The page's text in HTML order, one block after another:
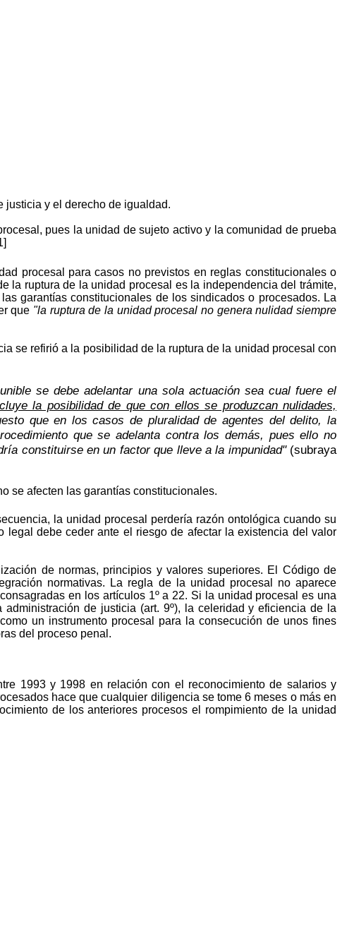
justicia y el derecho de igualdad.
pues la unidad de sujeto activo y la comunidad de prueba
procesal para casos no previstos en reglas constitucionales o
la ruptura de la unidad procesal es la independencia del trámite,
garantías constitucionales de los sindicados o procesados. La
que "la ruptura de la unidad procesal no genera nulidad siempre
se refirió a la posibilidad de la ruptura de la unidad procesal con
se debe adelantar una sola actuación sea cual fuere el
la posibilidad de que con ellos se produzcan nulidades,
que en los casos de pluralidad de agentes del delito, la
que se adelanta contra los demás, pues ello no
constituirse en un factor que lleve a la impunidad" (subraya
se afecten las garantías constitucionales.
la unidad procesal perdería razón ontológica cuando su
debe ceder ante el riesgo de afectar la existencia del valor
de normas, principios y valores superiores. El Código de
normativas. La regla de la unidad procesal no aparece
en los artículos 1º a 22. Si la unidad procesal es una
de justicia (art. 9º), la celeridad y eficiencia de la
un instrumento procesal para la consecución de unos fines
del proceso penal.
1993 y 1998 en relación con el reconocimiento de salarios y
hace que cualquier diligencia se tome 6 meses o más en
de los anteriores procesos el rompimiento de la unidad